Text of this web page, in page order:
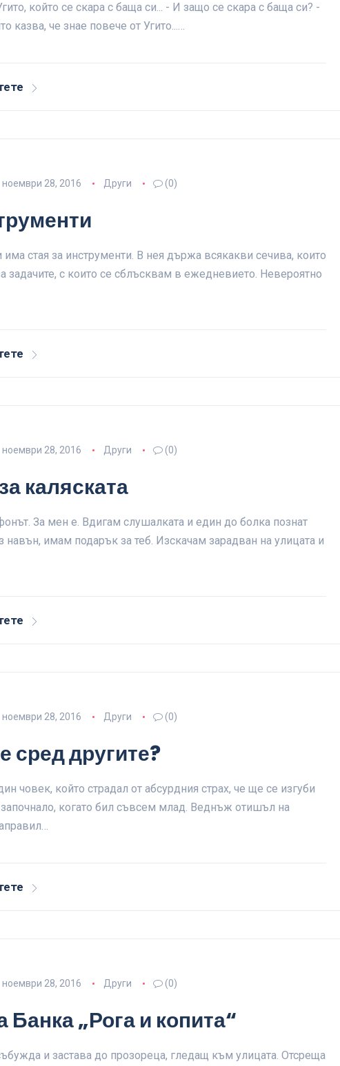
който се скара с баща си... - И защо се скара с баща си? -
казва, че знае повече от Угито...…
ноември 28, 2016 Други (0)
стая за инструменти. В нея държа всякакви сечива, които
задачите, с които се сблъсквам в ежедневието. Невероятно
ноември 28, 2016 Други (0)
каляската
За мен е. Вдигам слушалката и един до болка познат
навън, имам подарък за теб. Изскачам зарадван на улицата и
ноември 28, 2016 Други (0)
сред другите?
човек, който страдал от абсурдния страх, че ще се изгуби
започнало, когато бил съвсем млад. Веднъж отишъл на
ноември 28, 2016 Други (0)
„Рога и копита“
и застава до прозореца, гледащ към улицата. Отсреща